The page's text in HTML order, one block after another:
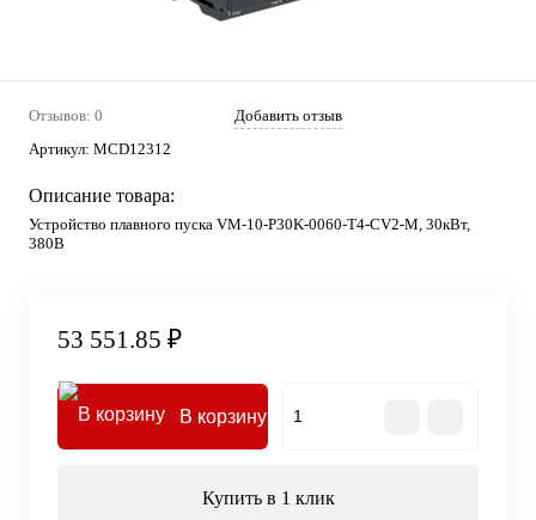
Отзывов: 0
Добавить отзыв
Артикул: MCD12312
Описание товара:
Устройство плавного пуска VM-10-P30K-0060-T4-CV2-M, 30кВт,
380В
53 551.85 ₽
В корзину
Купить в 1 клик